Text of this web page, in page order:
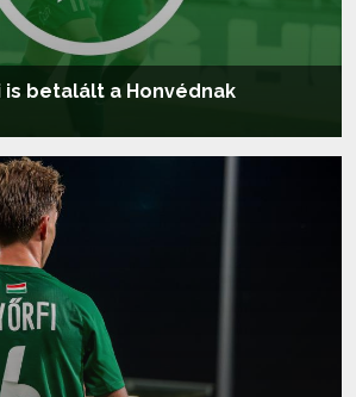
is betalált a Honvédnak
Tovább olvasom...